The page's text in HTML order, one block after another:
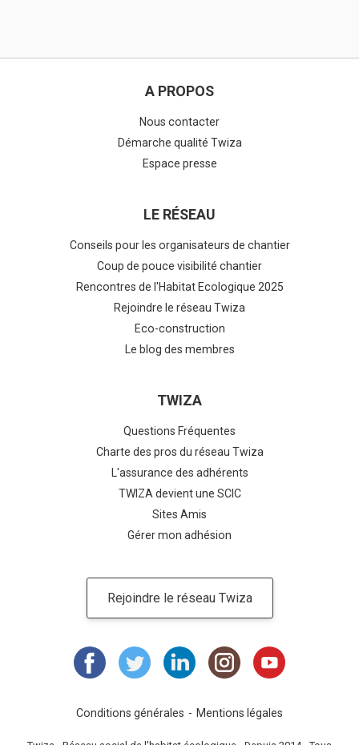
A PROPOS
Nous contacter
Démarche qualité Twiza
Espace presse
LE RÉSEAU
Conseils pour les organisateurs de chantier
Coup de pouce visibilité chantier
Rencontres de l'Habitat Ecologique 2025
Rejoindre le réseau Twiza
Eco-construction
Le blog des membres
TWIZA
Questions Fréquentes
Charte des pros du réseau Twiza
L'assurance des adhérents
TWIZA devient une SCIC
Sites Amis
Gérer mon adhésion
Rejoindre le réseau Twiza
Conditions générales Mentions légales